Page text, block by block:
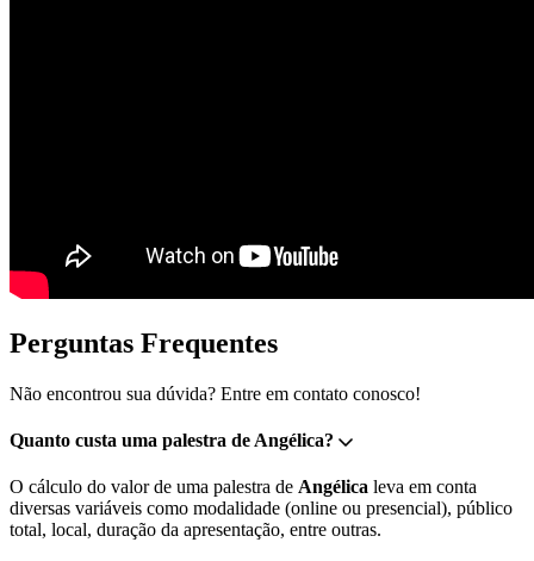
Perguntas Frequentes
Não encontrou sua dúvida? Entre em contato conosco!
Quanto custa uma palestra de Angélica?
O cálculo do valor de uma palestra de Angélica leva em conta
diversas variáveis como modalidade (online ou presencial), público
total, local, duração da apresentação, entre outras.